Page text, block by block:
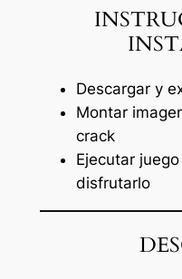
Descargar y
Montar
crack
Ejecutar
disfrutarlo